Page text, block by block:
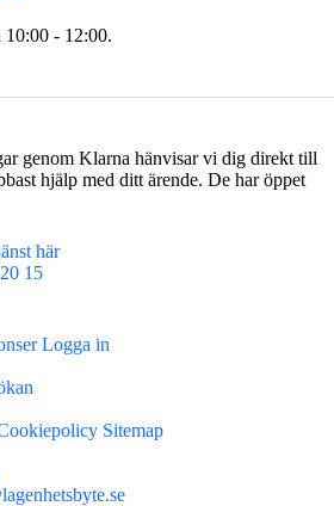
10:00 - 12:00.
genom Klarna hänvisar vi dig direkt till
hjälp med ditt ärende. De har öppet
här
15
Logga in
Sitemap